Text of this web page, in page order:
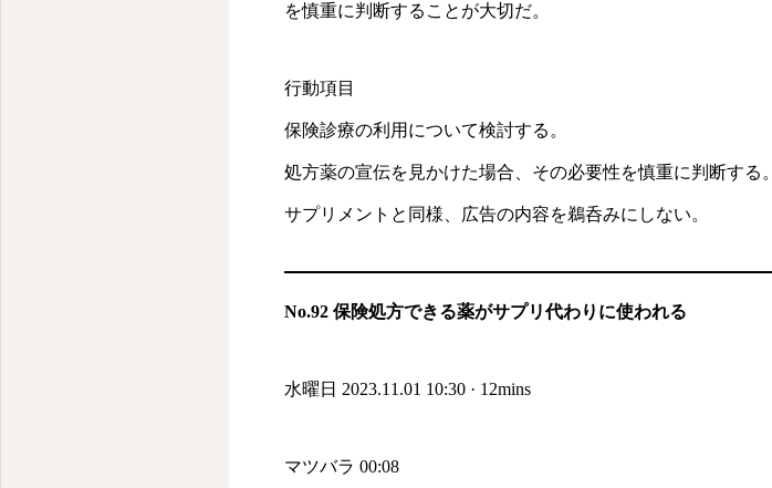
を慎重に判断することが大切だ。
行動項目
保険診療の利用について検討する。
処方薬の宣伝を見かけた場合、その必要性を慎重に判断する。
サプリメントと同様、広告の内容を鵜呑みにしない。
No.92 保険処方できる薬がサプリ代わりに使われる
水曜日 2023.11.01 10:30 · 12mins
マツバラ 00:08